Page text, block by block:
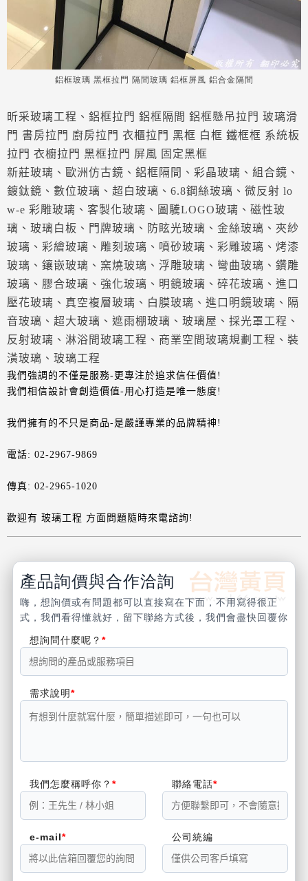
鋁框玻璃 黑框拉門 隔間玻璃 鋁框屏風 鋁合金隔間
昕采玻璃工程、鋁框拉門 鋁框隔間 鋁框懸吊拉門 玻璃滑
門 書房拉門 廚房拉門 衣櫃拉門 黑框 白框 鐵框框 系統板
拉門 衣櫥拉門 黑框拉門 屏風 固定黑框
新莊玻璃、歐洲仿古鏡、鋁框隔間、彩晶玻璃、組合鏡、
鍍鈦鏡、數位玻璃、超白玻璃、6.8鋼絲玻璃、微反射 lo
w-e 彩雕玻璃、客製化玻璃、圖驣LOGO玻璃、磁性玻
璃、玻璃白板、門牌玻璃、防眩光玻璃、金絲玻璃、夾紗
玻璃、彩繪玻璃、雕刻玻璃、噴砂玻璃、彩雕玻璃、烤漆
玻璃、鑲嵌玻璃、窯燒玻璃、浮雕玻璃、彎曲玻璃、鑽雕
玻璃、膠合玻璃、強化玻璃、明鏡玻璃、碎花玻璃、進口
壓花玻璃、真空複層玻璃、白膜玻璃、進口明鏡玻璃、隔
音玻璃、超大玻璃、遮雨棚玻璃、玻璃屋、採光罩工程、
反射玻璃、淋浴間玻璃工程、商業空間玻璃規劃工程、裝
潢玻璃、玻璃工程
我們強調的不僅是服務-更專注於追求信任價值!
我們相信設計會創造價值-用心打造是唯一態度!
我們擁有的不只是商品-是嚴謹專業的品牌精神!
電話: 02-2967-9869
傳真: 02-2965-1020
歡迎有 玻璃工程 方面問題隨時來電諮詢!
產品詢價與合作洽詢
嗨，想詢價或有問題都可以直接寫在下面，不用寫得很正
式，我們看得懂就好，留下聯絡方式後，我們會盡快回覆你
想詢問什麼呢？
需求說明
我們怎麼稱呼你？ 聯絡電話
e-mail 公司統編